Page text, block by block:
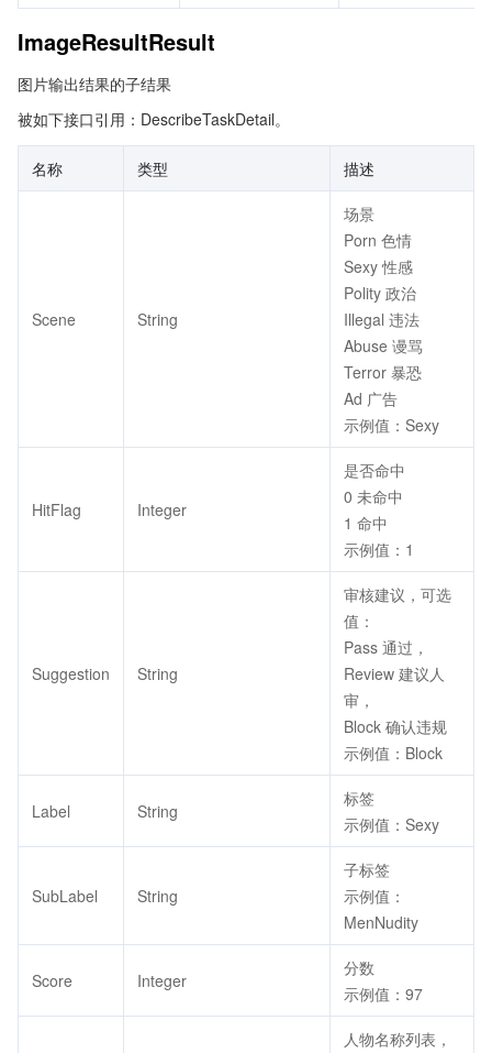
ImageResultResult
图片输出结果的子结果
被如下接口引用：DescribeTaskDetail。
名称 类型 描述
Scene String
场景
Porn 色情
Sexy 性感
Polity 政治
Illegal 违法
Abuse 谩骂
Terror 暴恐
Ad 广告
示例值：Sexy
HitFlag Integer
是否命中
0 未命中
1 命中
示例值：1
Suggestion String
审核建议，可选
值：
Pass 通过，
Review 建议人
审，
Block 确认违规
示例值：Block
Label String
标签
示例值：Sexy
SubLabel String
子标签
示例值：
MenNudity
Score Integer
分数
示例值：97
人物名称列表，